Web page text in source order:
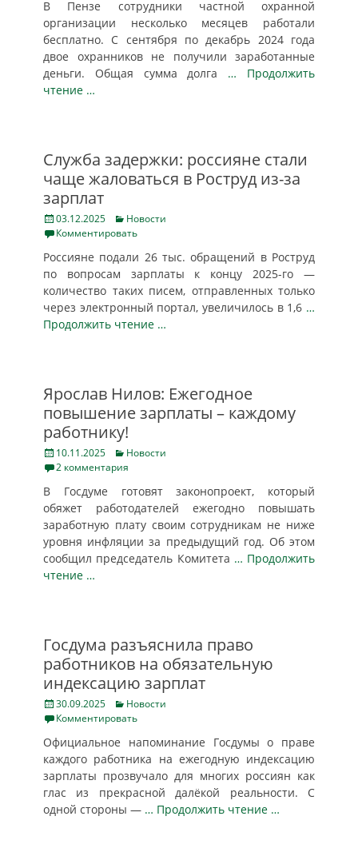
В Пензе сотрудники частной охранной
организации несколько месяцев работали
бесплатно. С сентября по декабрь 2024 года
двое охранников не получили заработанные
деньги. Общая сумма долга … Продолжить
чтение …
Служба задержки: россияне стали
чаще жаловаться в Роструд из-за
зарплат
Posted
on
03.12.2025 Categories
Новости
Комментировать
Россияне подали 26 тыс. обращений в Роструд
по вопросам зарплаты к концу 2025-го —
количество таких писем, отправленных только
через электронный портал, увеличилось в 1,6 …
Продолжить чтение …
Ярослав Нилов: Ежегодное
повышение зарплаты – каждому
работнику!
Posted
on
10.11.2025 Categories
Новости
2 комментария
В Госдуме готовят законопроект, который
обяжет работодателей ежегодно повышать
заработную плату своим сотрудникам не ниже
уровня инфляции за предыдущий год. Об этом
сообщил председатель Комитета … Продолжить
чтение …
Госдума разъяснила право
работников на обязательную
индексацию зарплат
Posted
on
30.09.2025 Categories
Новости
Комментировать
Официальное напоминание Госдумы о праве
каждого работника на ежегодную индексацию
зарплаты прозвучало для многих россиян как
глас из прекрасной далёкой реальности. С
одной стороны — … Продолжить чтение …